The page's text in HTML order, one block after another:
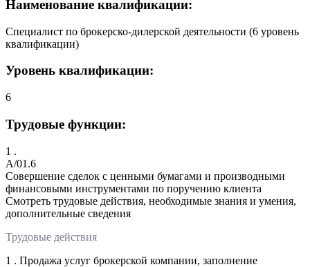
Наименование квалификации:
Специалист по брокерско-дилерской деятельности (6 уровень
квалификации)
Уровень квалификации:
6
Трудовые функции:
1 .
A/01.6
Совершение сделок с ценными бумагами и производными
финансовыми инструментами по поручению клиента
Смотреть трудовые действия, необходимые знания и умения,
дополнительные сведения
Трудовые действия
1 . Продажа услуг брокерской компании, заполнение